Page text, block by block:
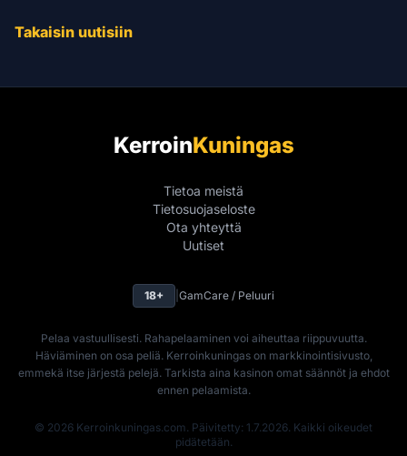
Takaisin uutisiin
KerroinKuningas
Tietoa meistä
Tietosuojaseloste
Ota yhteyttä
Uutiset
18+ GamCare / Peluuri
Pelaa vastuullisesti. Rahapelaaminen voi aiheuttaa riippuvuutta.
Häviäminen on osa peliä. Kerroinkuningas on markkinointisivusto,
emmekä itse järjestä pelejä. Tarkista aina kasinon omat säännöt ja ehdot
ennen pelaamista.
© 2026 Kerroinkuningas.com. Päivitetty: 1.7.2026. Kaikki oikeudet
pidätetään.